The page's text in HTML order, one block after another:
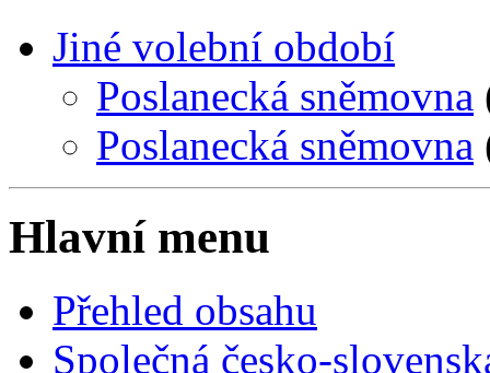
Jiné volební období
Poslanecká sněmovna
Poslanecká sněmovna
Hlavní menu
Přehled obsahu
Společná česko-